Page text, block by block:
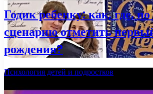
Годик ребенку: как, где,
сценарию отметить
рождения?
Психология детей и подростков